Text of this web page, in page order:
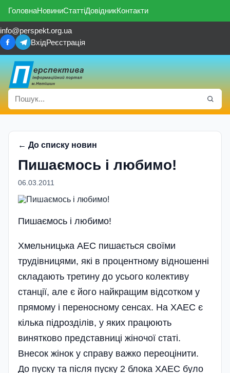
ГоловнаНовиниСтаттіДовідникКонтакти
info@perspekt.org.ua
ВхідРеєстрація
← До списку новин
Пишаємось і любимо!
06.03.2011
Пишаємось і любимо!
Хмельницька АЕС пишається своїми
трудівницями, які в процентному відношенні
складають третину до усього колективу
станції, але є його найкращим відсотком у
прямому і переносному сенсах. На ХАЕС є
кілька підрозділів, у яких працюють
винятково представниці жіночої статі.
Внесок жінок у справу важко переоці­нити.
До пуску та після пуску 2 блока ХАЕС було